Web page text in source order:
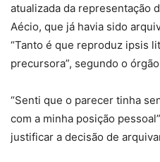
atualizada da representação
Aécio, que já havia sido
“Tanto é que reproduz ipsis
precursora”, segundo o
“Senti que o parecer tinha
com a minha posição
justificar a decisão de